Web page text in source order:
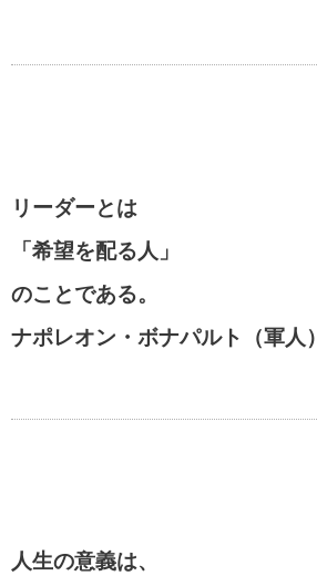
リーダーとは
「希望を配る人」
のことである。
ナポレオン・ボナパルト（軍人）
人生の意義は、